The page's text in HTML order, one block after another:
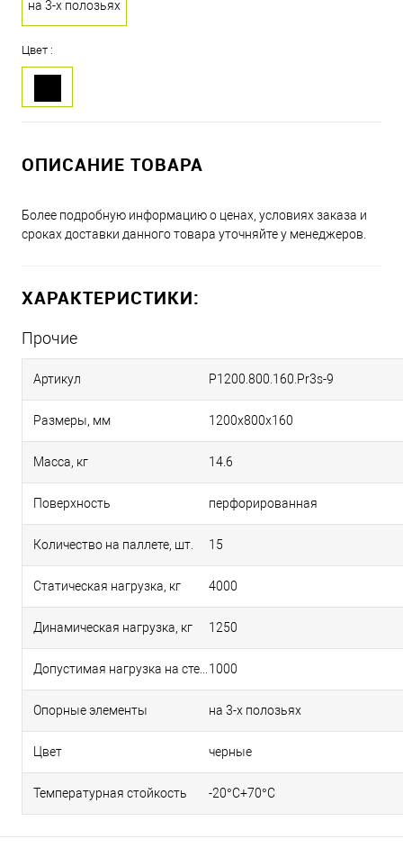
на 3-х полозьях
Цвет :
ОПИСАНИЕ ТОВАРА
Более подробную информацию о ценах, условиях заказа и
сроках доставки данного товара уточняйте у менеджеров.
ХАРАКТЕРИСТИКИ:
Прочие
Артикул P1200.800.160.Pr3s-9
Размеры, мм 1200х800х160
Масса, кг 14.6
Поверхность перфорированная
Количество на паллете, шт. 15
Статическая нагрузка, кг 4000
Динамическая нагрузка, кг 1250
Допустимая нагрузка на стеллаже, кг1000
Опорные элементы на 3-х полозьях
Цвет черные
Температурная стойкость -20°C+70°C